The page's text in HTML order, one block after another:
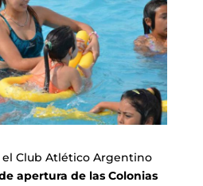
Club Atlético Argentino
apertura de las Colonias